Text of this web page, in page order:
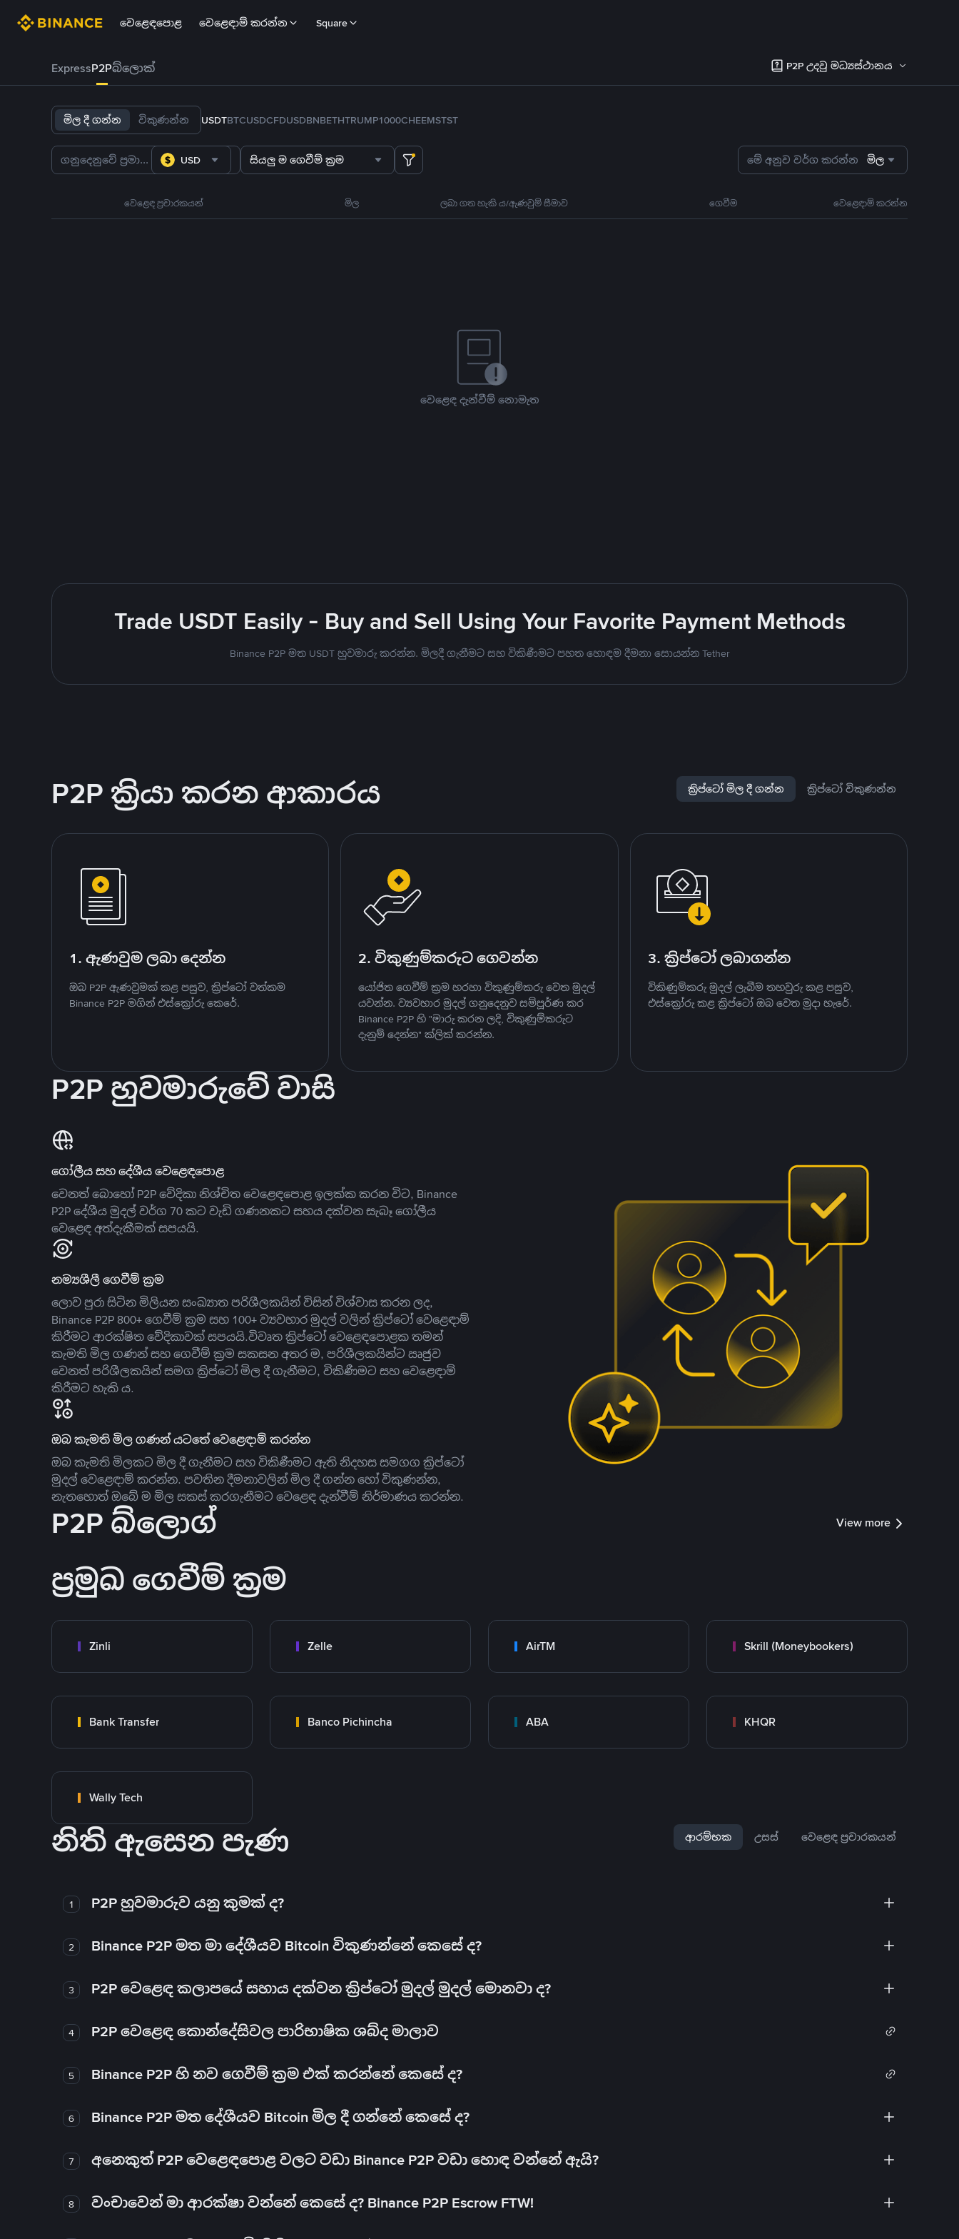
වෙළෙඳපොළ වෙළෙඳාම් කරන්න Square
ExpressP2Pබ්ලොක් P2P උදවු මධ්‍යස්ථානය
මිල දී ගන්න විකුණන්න USDTBTCUSDCFDUSDBNBETHTRUMP1000CHEEMSTST
USD සියලු ම ගෙවීම් ක්‍රම මේ අනුව වර්ග කරන්න මිල
වෙළෙඳ ප්‍රචාරකයන් මිල ලබා ගත හැකි ය/ඇණවුම් සීමාව ගෙවීම වෙළෙඳාම් කරන්න
වෙළෙඳ දැන්වීම් නොමැත
Trade USDT Easily - Buy and Sell Using Your Favorite Payment Methods
Binance P2P මත USDT හුවමාරු කරන්න. මිලදී ගැනීමට සහ විකිණීමට පහත හොඳම දීමනා සොයන්න Tether
P2P ක්‍රියා කරන ආකාරය ක්‍රිප්ටෝ මිල දී ගන්න ක්‍රිප්ටෝ විකුණන්න
1. ඇණවුම ලබා දෙන්න
ඔබ P2P ඇණවුමක් කළ පසුව, ක්‍රිප්ටෝ වත්කම
Binance P2P මගින් එස්ක්‍රෝරු කෙරේ.
2. විකුණුම්කරුට ගෙවන්න
යෝජිත ගෙවීම් ක්‍රම හරහා විකුණුම්කරු වෙත මුදල්
යවන්න. ව්‍යවහාර මුදල් ගනුදෙනුව සම්පූර්ණ කර
Binance P2P හි "මාරු කරන ලදි, විකුණුම්කරුට
දැනුම් දෙන්න" ක්ලික් කරන්න.
3. ක්‍රිප්ටෝ ලබාගන්න
විකිණුම්කරු මුදල් ලැබීම තහවුරු කළ පසුව,
එස්ක්‍රෝරු කළ ක්‍රිප්ටෝ ඔබ වෙත මුදා හැරේ.
P2P හුවමාරුවේ වාසි
ගෝලීය සහ දේශීය වෙළෙඳපොළ
වෙනත් බොහෝ P2P වේදිකා නිශ්චිත වෙළෙඳපොළ ඉලක්ක කරන විට, Binance
P2P දේශීය මුදල් වර්ග 70 කට වැඩි ගණනකට සහය දක්වන සැබෑ ගෝලීය
වෙළෙඳ අත්දැකීමක් සපයයි.
නම්‍යශීලී ගෙවීම් ක්‍රම
ලොව පුරා සිටින මිලියන සංඛ්‍යාත පරිශීලකයින් විසින් විශ්වාස කරන ලද,
Binance P2P 800+ ගෙවීම් ක්‍රම සහ 100+ ව්‍යවහාර මුදල් වලින් ක්‍රිප්ටෝ වෙළෙඳාම්
කිරීමට ආරක්ෂිත වේදිකාවක් සපයයි.විවෘත ක්‍රිප්ටෝ වෙළෙඳපොළක තමන්
කැමති මිල ගණන් සහ ගෙවීම් ක්‍රම සකසන අතර ම, පරිශීලකයින්ට ඍජුව
වෙනත් පරිශීලකයින් සමග ක්‍රිප්ටෝ මිල දී ගැනීමට, විකිණීමට සහ වෙළෙඳාම්
කිරීමට හැකි ය.
ඔබ කැමති මිල ගණන් යටතේ වෙළෙඳාම් කරන්න
ඔබ කැමති මිලකට මිල දී ගැනීමට සහ විකිණීමට ඇති නිදහස සමගග ක්‍රිප්ටෝ
මුදල් වෙළෙඳාම් කරන්න. පවතින දීමනාවලින් මිල දී ගන්න හෝ විකුණන්න,
නැතහොත් ඔබේ ම මිල සකස් කරගැනීමට වෙළෙඳ දැන්වීම් නිර්මාණය කරන්න.
P2P බ්ලොග් View more
ප්‍රමුඛ ගෙවීම් ක්‍රම
Zinli Zelle AirTM Skrill (Moneybookers)
Bank Transfer Banco Pichincha ABA KHQR
Wally Tech
නිති ඇසෙන පැණ ආරම්භක උසස් වෙළෙඳ ප්‍රචාරකයන්
1 P2P හුවමාරුව යනු කුමක් ද?
2 Binance P2P මත මා දේශීයව Bitcoin විකුණන්නේ කෙසේ ද?
3 P2P වෙළෙඳ කලාපයේ සහාය දක්වන ක්‍රිප්ටෝ මුදල් මුදල් මොනවා ද?
4 P2P වෙළෙඳ කොන්දේසිවල පාරිභාෂික ශබ්ද මාලාව
5 Binance P2P හි නව ගෙවීම් ක්‍රම එක් කරන්නේ කෙසේ ද?
6 Binance P2P මත දේශීයව Bitcoin මිල දී ගන්නේ කෙසේ ද?
7 අනෙකුත් P2P වෙළෙඳපොළ වලට වඩා Binance P2P වඩා හොඳ වන්නේ ඇයි?
8 වංචාවෙන් මා ආරක්ෂා වන්නේ කෙසේ ද? Binance P2P Escrow FTW!